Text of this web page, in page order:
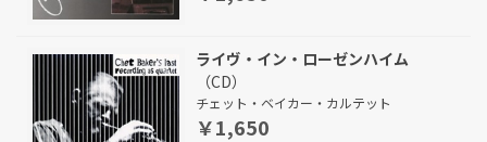
ライヴ・イン・ローゼンハイム
（CD）
チェット・ベイカー・カルテット
￥1,650